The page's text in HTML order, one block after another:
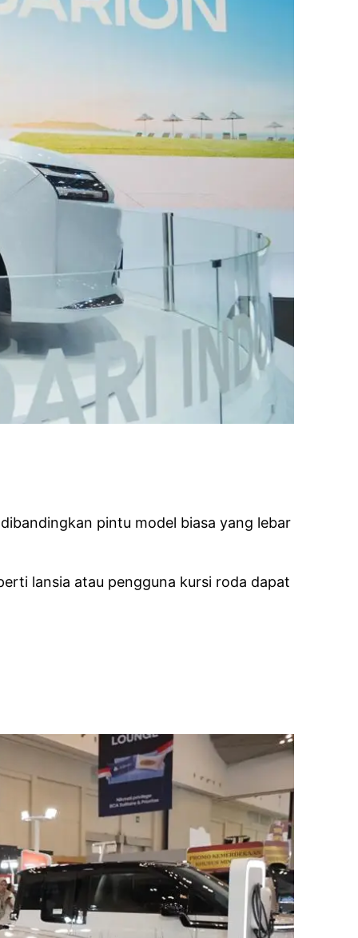
pintu model biasa yang lebar
lansia atau pengguna kursi roda dapat